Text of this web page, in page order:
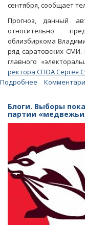
сентября, сообщает
Прогноз, данный
относительно
облизбиркома
ряд саратовских
главного
ректора СГЮА Сергея
Подробнее
Место
Писарюка
в
может
достаться
Фадееву
Блоги. Выборы
партии